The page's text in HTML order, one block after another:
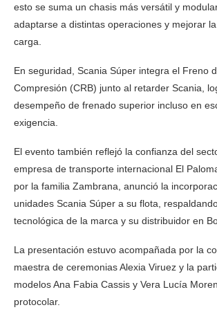
esto se suma un chasis más versátil y
adaptarse a distintas operaciones y mejorar
carga.
En seguridad, Scania Súper integra el Freno
Compresión (CRB) junto al retarder Scania,
desempeño de frenado superior incluso en
exigencia.
El evento también reflejó la confianza del
empresa de transporte internacional El
por la familia Zambrana, anunció la
unidades Scania Súper a su flota,
tecnológica de la marca y su distribuidor en
La presentación estuvo acompañada por la
maestra de ceremonias Alexia Viruez y la
modelos Ana Fabia Cassis y Vera Lucía
protocolar.